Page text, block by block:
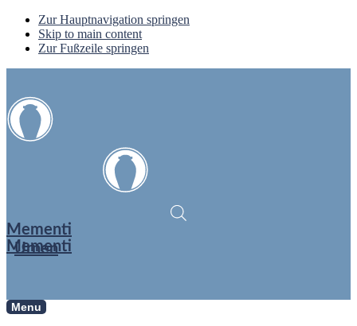
Zur Hauptnavigation springen
Skip to main content
Zur Fußzeile springen
Mementi
Urnen
Mementi
Menu